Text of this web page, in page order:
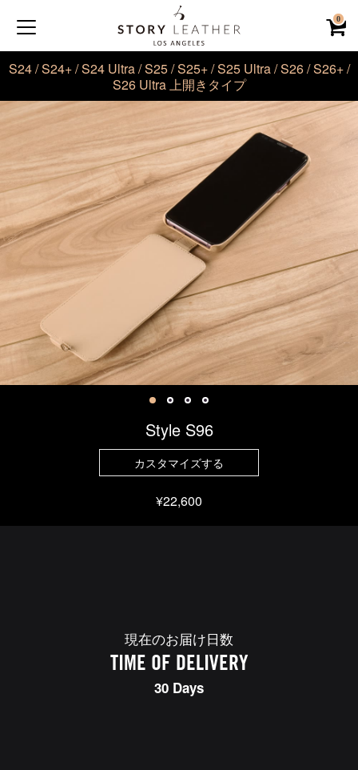
0
S24 / S24+ / S24 Ultra / S25 / S25+ / S25 Ultra / S26 / S26+ /
S26 Ultra 上開きタイプ
Style S96
カスタマイズする
¥22,600
現在のお届け日数
TIME OF DELIVERY
30 Days